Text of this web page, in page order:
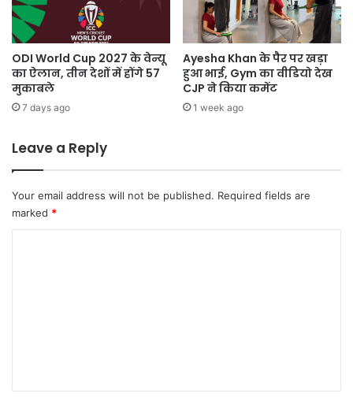
ODI World Cup 2027 के वेन्यू
का ऐलान, तीन देशों में होंगे 57
मुकाबले
7 days ago
Ayesha Khan के पैर पर खड़ा
हुआ भाई, Gym का वीडियो देख
CJP ने किया कमेंट
1 week ago
Leave a Reply
Your email address will not be published. Required fields are
marked *